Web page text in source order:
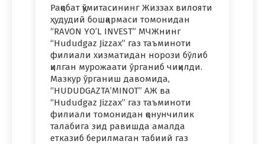
Рақобат қўмитасининг Жиззах вилояти
ҳудудий бошқармаси томонидан
“RAVON YO’L INVEST” МЧЖнинг
“Hududgaz Jizzax” газ таъминоти
филиали хизматидан норози бўлиб
қилган мурожаати ўрганиб чиқилди.
Мазкур ўрганиш давомида,
“HUDUDGAZTA’MINOT” АЖ ва
“Hududgaz Jizzax” газ таъминоти
филиали томонидан қонунчилик
талабига зид равишда амалда
етказиб берилмаган табиий газ